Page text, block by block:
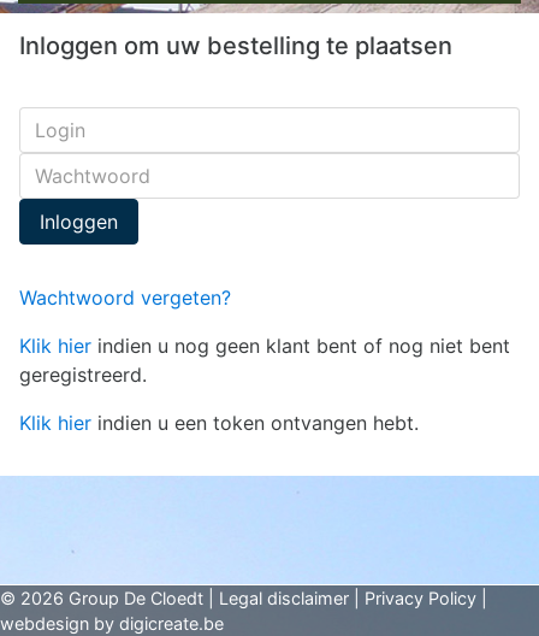
Inloggen om uw bestelling te plaatsen
Inloggen
Wachtwoord vergeten?
Klik hier indien u nog geen klant bent of nog niet bent
geregistreerd.
Klik hier indien u een token ontvangen hebt.
© 2026 Group De Cloedt | Legal disclaimer Privacy Policy
webdesign by digicreate.be